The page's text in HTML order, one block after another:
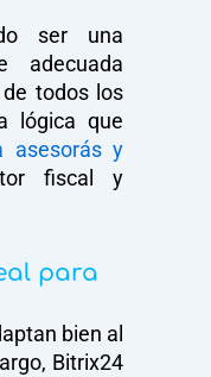
ser una
adecuada
todos los
lógica que
asesorás y
fiscal y
para
bien al
Bitrix24